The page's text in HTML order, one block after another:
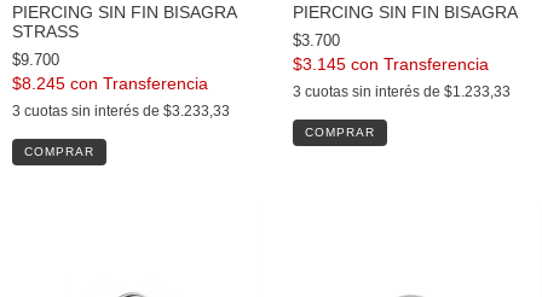
PIERCING SIN FIN BISAGRA
STRASS
$9.700
$8.245 con
3 cuotas sin interés de $3.233,33
COMPRAR
PIERCING SIN FIN BISAGRA
$3.700
$3.145 con
3 cuotas sin interés de $1.233,33
COMPRAR